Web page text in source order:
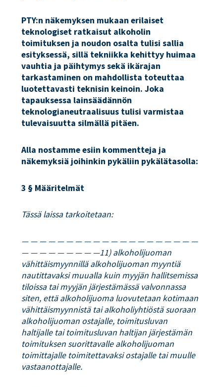
PTY:n näkemyksen mukaan erilaiset
teknologiset ratkaisut alkoholin
toimituksen ja noudon osalta tulisi sallia
esityksessä, sillä tekniikka kehittyy huimaa
vauhtia ja päihtymys sekä ikärajan
tarkastaminen on mahdollista toteuttaa
luotettavasti teknisin keinoin. Joka
tapauksessa lainsäädännön
teknologianeutraalisuus tulisi varmistaa
tulevaisuutta silmällä pitäen.
Alla nostamme esiin kommentteja ja
näkemyksiä joihinkin pykäliin pykälätasolla:
3 § Määritelmät
Tässä laissa tarkoitetaan:
— — — — — — — — — — — — — — — — — — — —
— — — — — — — — —11) alkoholijuoman
vähittäismyynnillä alkoholijuoman myyntiä
nautittavaksi muualla kuin myyjän hallitsemissa
tiloissa tai myyjän järjestämässä valvonnassa
siten, että alkoholijuoma luovutetaan kotimaan
vähittäismyynnistä tai alkoholiyhtiöstä suoraan
alkoholijuoman ostajalle, toimitusluvan
haltijalle tai toimitusluvan haltijan järjestämän
toimituksen suorittavalle alkoholijuoman
toimittajalle toimitettavaksi ostajalle tai muulle
vastaanottajalle.